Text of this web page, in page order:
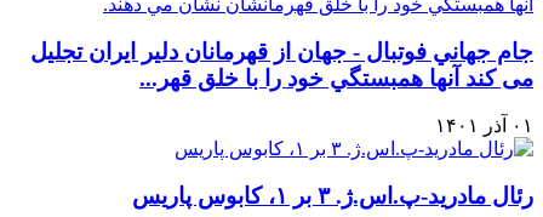
جام جهاني فوتبال - جهان از قهرمانان دلیر ایران تجلیل
می کند آنها همبستگي خود را با خلق قهر...
۰۱ آذر ۱۴۰۱
رئال مادرید-پ.اس.ژ. ۳ بر ۱، کابوس پاریس